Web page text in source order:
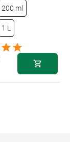
200 ml
1 L